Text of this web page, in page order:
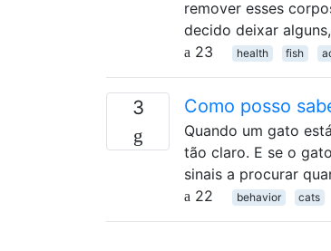
remover esses
decido deixar
23
health fish
3 Como posso
Quando um gato
tão claro. E se o
sinais a procurar
22
behavior cats